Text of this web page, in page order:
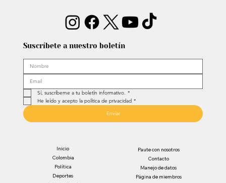
Suscríbete a nuestro boletín
Sí, suscríbeme a tu boletín informativo. *
He leído y acepto la política de privacidad *
Enviar
Inicio
Colombia
Política
Deportes
Paute con nosotros
Contacto
Manejo de datos
Página de miembros